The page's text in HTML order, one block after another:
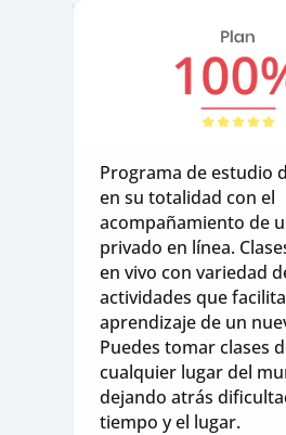
Programa de estudio
en su totalidad con el
acompañamiento de
privado en línea.
en vivo con variedad
actividades que
aprendizaje de un
Puedes tomar clases
cualquier lugar del
dejando atrás
tiempo y el lugar.